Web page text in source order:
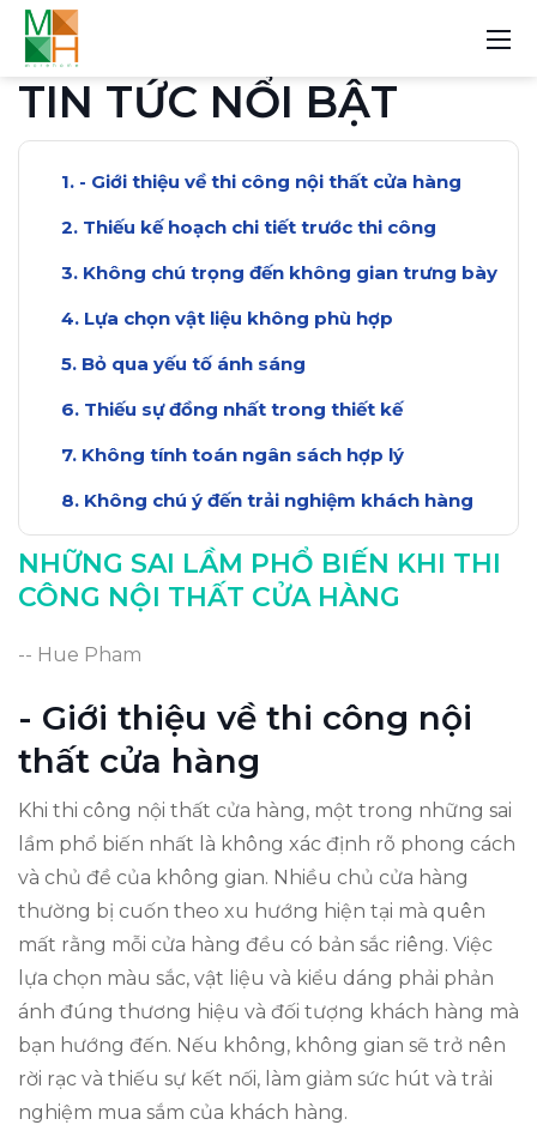
TIN TỨC NỔI BẬT
- Giới thiệu về thi công nội thất cửa hàng
Thiếu kế hoạch chi tiết trước thi công
Không chú trọng đến không gian trưng bày
Lựa chọn vật liệu không phù hợp
Bỏ qua yếu tố ánh sáng
Thiếu sự đồng nhất trong thiết kế
Không tính toán ngân sách hợp lý
Không chú ý đến trải nghiệm khách hàng
Kết luận và bài học rút ra
NHỮNG SAI LẦM PHỔ BIẾN KHI THI
CÔNG NỘI THẤT CỬA HÀNG
-- Hue Pham
- Giới thiệu về thi công nội
thất cửa hàng
Khi thi công nội thất cửa hàng, một trong những sai
lầm phổ biến nhất là không xác định rõ phong cách
và chủ đề của không gian. Nhiều chủ cửa hàng
thường bị cuốn theo xu hướng hiện tại mà quên
mất rằng mỗi cửa hàng đều có bản sắc riêng. Việc
lựa chọn màu sắc, vật liệu và kiểu dáng phải phản
ánh đúng thương hiệu và đối tượng khách hàng mà
bạn hướng đến. Nếu không, không gian sẽ trở nên
rời rạc và thiếu sự kết nối, làm giảm sức hút và trải
nghiệm mua sắm của khách hàng.